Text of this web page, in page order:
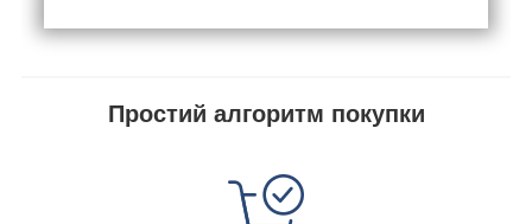
Простий алгоритм покупки